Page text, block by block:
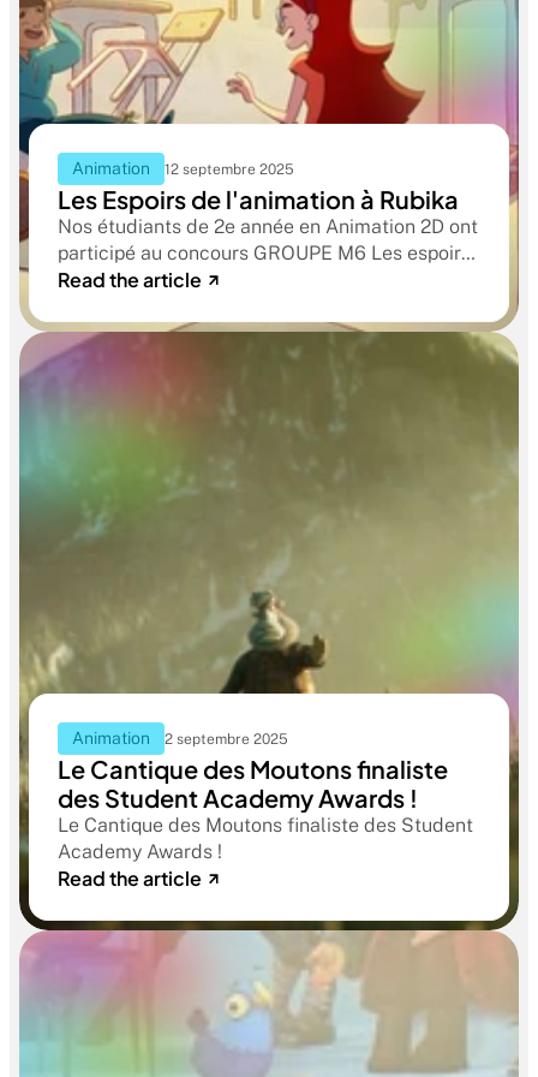
Animation 12 septembre 2025
Les Espoirs de l'animation à Rubika
Nos étudiants de 2e année en Animation 2D ont
participé au concours GROUPE M6 Les espoirs
de l’animation.
Read the article
Animation 2 septembre 2025
Le Cantique des Moutons finaliste
des Student Academy Awards !
Le Cantique des Moutons finaliste des Student
Academy Awards !
Read the article